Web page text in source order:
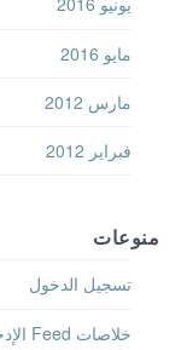
مايو 2016
مارس 2012
فبراير 2012
منوعات
تسجيل الدخول
خلاصات Feed الإدخالات